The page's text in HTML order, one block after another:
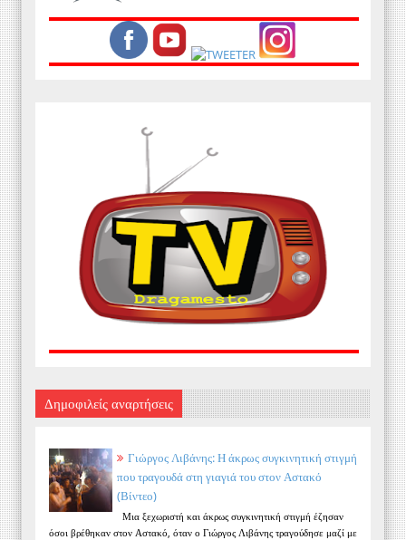
Δημοφιλείς αναρτήσεις
Γιώργος Λιβάνης: Η άκρως συγκινητική στιγμή
που τραγουδά στη γιαγιά του στον Αστακό
(Βίντεο)
Μια ξεχωριστή και άκρως συγκινητική στιγμή έζησαν
όσοι βρέθηκαν στον Αστακό, όταν ο Γιώργος Λιβάνης τραγούδησε μαζί με